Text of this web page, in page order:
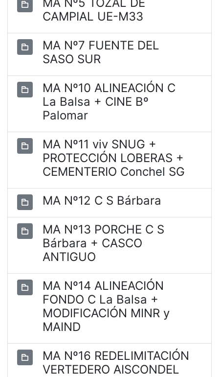
CAMPIAL UE-M33
MA Nº7 FUENTE DEL
SASO SUR
MA Nº10 ALINEACIÓN C
La Balsa + CINE Bº
Palomar
MA Nº11 viv SNUG +
PROTECCIÓN LOBERAS +
CEMENTERIO Conchel SG
MA Nº12 C S Bárbara
MA Nº13 PORCHE C S
Bárbara + CASCO
ANTIGUO
MA Nº14 ALINEACIÓN
FONDO C La Balsa +
MODIFICACIÓN MINR y
MAIND
MA Nº16 REDELIMITACIÓN
VERTEDERO AISCONDEL